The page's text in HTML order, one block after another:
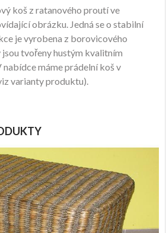
koš z ratanového proutí ve
obrázku. Jedná se o stabilní
je vyrobena z borovicového
jsou tvořeny hustým kvalitním
máme prádelní koš v
varianty produktu).